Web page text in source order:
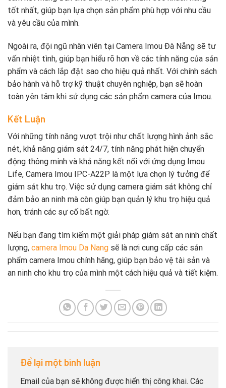
tốt nhất, giúp bạn lựa chọn sản phẩm phù hợp với nhu cầu
và yêu cầu của mình.
Ngoài ra, đội ngũ nhân viên tại Camera Imou Đà Nẵng sẽ tư
vấn nhiệt tình, giúp bạn hiểu rõ hơn về các tính năng của sản
phẩm và cách lắp đặt sao cho hiệu quả nhất. Với chính sách
bảo hành và hỗ trợ kỹ thuật chuyên nghiệp, bạn sẽ hoàn
toàn yên tâm khi sử dụng các sản phẩm camera của Imou.
Kết Luận
Với những tính năng vượt trội như chất lượng hình ảnh sắc
nét, khả năng giám sát 24/7, tính năng phát hiện chuyển
động thông minh và khả năng kết nối với ứng dụng Imou
Life, Camera Imou IPC-A22P là một lựa chọn lý tưởng để
giám sát khu trọ. Việc sử dụng camera giám sát không chỉ
đảm bảo an ninh mà còn giúp bạn quản lý khu trọ hiệu quả
hơn, tránh các sự cố bất ngờ.
Nếu bạn đang tìm kiếm một giải pháp giám sát an ninh chất
lượng, camera Imou Da Nang sẽ là nơi cung cấp các sản
phẩm camera Imou chính hãng, giúp bạn bảo vệ tài sản và
an ninh cho khu trọ của mình một cách hiệu quả và tiết kiệm.
Để lại một bình luận
Email của bạn sẽ không được hiển thị công khai. Các